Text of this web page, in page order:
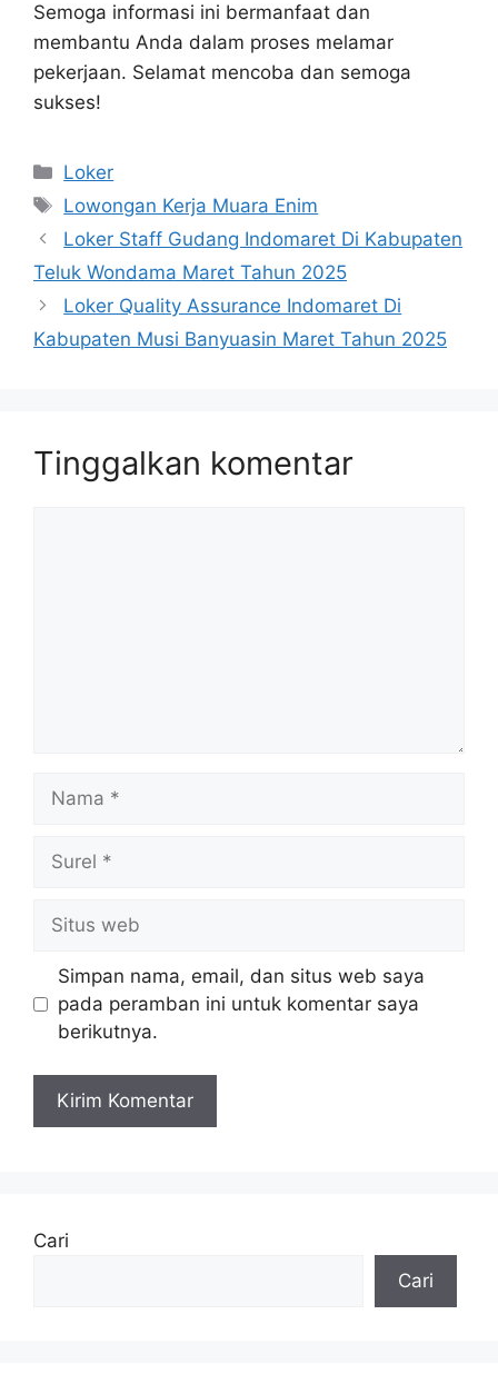
Semoga informasi ini bermanfaat dan
membantu Anda dalam proses melamar
pekerjaan. Selamat mencoba dan semoga
sukses!
Kategori
Loker
Tag
Lowongan Kerja Muara Enim
Loker Staff Gudang Indomaret Di Kabupaten
Teluk Wondama Maret Tahun 2025
Loker Quality Assurance Indomaret Di
Kabupaten Musi Banyuasin Maret Tahun 2025
Tinggalkan komentar
Nama
Surel
Situs
web
Simpan nama, email, dan situs web saya
pada peramban ini untuk komentar saya
berikutnya.
Cari
Cari